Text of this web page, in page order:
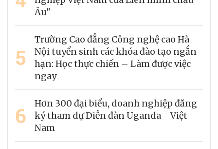
Âu"
5
Trường Cao đẳng Công nghệ cao Hà
Nội tuyển sinh các khóa đào tạo ngắn
hạn: Học thực chiến – Làm được việc
ngay
6
Hơn 300 đại biểu, doanh nghiệp đăng
ký tham dự Diễn đàn Uganda - Việt
Nam